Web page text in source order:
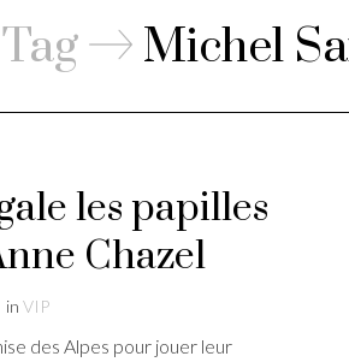
Tag Michel
les papilles
Chazel
in VIP
des Alpes pour jouer leur